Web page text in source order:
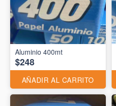
Aluminio 400mt
$248
AÑADIR AL CARRITO